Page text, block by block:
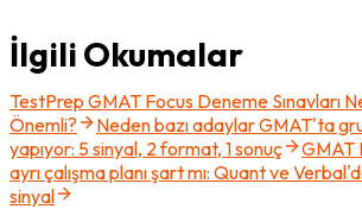
İlgili Okumalar
TestPrep GMAT Focus Deneme Sınavları
Önemli?
Neden bazı adaylar GMAT'ta
yapıyor: 5 sinyal, 2 format, 1 sonuç
GMAT
ayrı çalışma planı şart mı: Quant ve
sinyal